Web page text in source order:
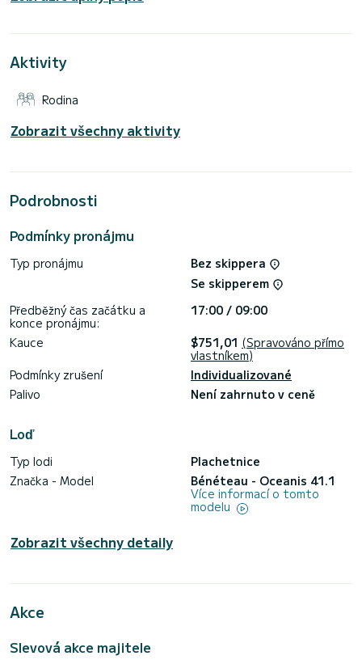
pro strávení výjimečné dovolené na vodě v okolí Alimos Marina
Pro vaše pohodlí má IRIS 2 toalety s sprcha
Tato loď je vybavena Hlavní plachtou s plnou latí a Furling
genoa. Má následující vybavení: Autopilot, Přívěsný motor,
pronájmu, můžete poslat zprávu prostřednictvím platformy
Samboat. Poradce SamBoat odpoví na vaše otázky a nabídne
Aktivity
Rodina
Zobrazit všechny aktivity
Podrobnosti
Podmínky pronájmu
Typ pronájmu
Bez skippera
Se skipperem
Předběžný čas začátku a
konce pronájmu:
17:00 / 09:00
Kauce
$751,01 (Spravováno přímo
vlastníkem)
Podmínky zrušení
Individualizované
Palivo
Není zahrnuto v ceně
Loď
Typ lodi
Plachetnice
Značka - Model
Bénéteau - Oceanis 41.1
Více informací o tomto
modelu
Zobrazit všechny detaily
Akce
Slevová akce majitele